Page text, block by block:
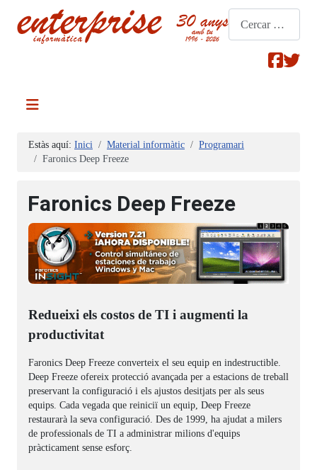
Estàs aquí: Inici Material informàtic
Programari
Faronics Deep Freeze
Faronics Deep Freeze
Redueixi els costos de TI i augmenti la
productivitat
Faronics Deep Freeze converteix el seu equip en indestructible.
Deep Freeze ofereix protecció avançada per a estacions de treball
preservant la configuració i els ajustos desitjats per als seus
equips. Cada vegada que reiniciï un equip, Deep Freeze
restaurarà la seva configuració. Des de 1999, ha ajudat a milers
de professionals de TI a administrar milions d'equips
pràcticament sense esforç.